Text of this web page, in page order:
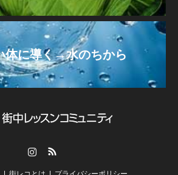
体に導く→水のちから